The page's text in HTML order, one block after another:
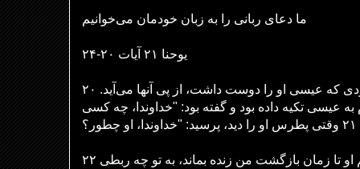
ما دعای ربانی را به زبان خودمان می‌خوانیم
یوحنا ۲۱ آیات ۲۰-۲۴
۲۰ پطرس برگشت و دید شاگردی که عیسی او را دوست داشت، از پی آنها می‌آید.
عیسی تکیه داده بود و گفته بود: "خداوندا، چه کسی
۲۲ عیسی پاسخ داد: "اگر بخواهم او تا زمان بازگشت من زنده بماند، به تو چه ربطی